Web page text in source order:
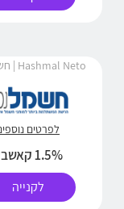
Hashmal Neto | חשמל נטו
לפרטים
1.5% קאשבק
לקנייה